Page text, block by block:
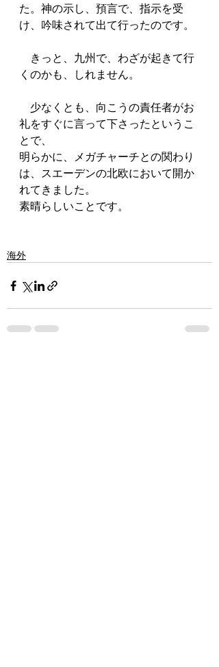
た。神の示し、預言で、指示を受
け、吟味されて出て行ったのです。
きっと、九州で、わざが起きて行
くのかも、しれません。
少なくとも、向こうの責任者がお
礼をすぐに言って下さったというこ
とで、
明らかに、メガチャーチとの関わり
は、スエーデンの北欧において開か
れてきました。
素晴らしいことです。
海外